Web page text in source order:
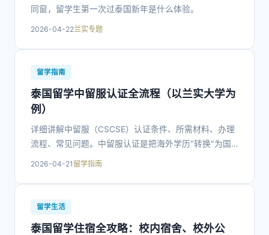
同窗，留学生第一次过泰国新年是什么体验。
2026-04-22兰实专题
留学指南
泰国留学中留服认证全流程（以兰实大学为
例）
详细讲解中留服（CSCSE）认证条件、所需材料、办理
流程、常见问题。中留服认证是把海外学历"转换"为国
内可识别身份的关键一步，没认证学历无法在落户、考
2026-04-21 留学指南
留学生活
泰国留学住宿全攻略：校内宿舍、校外公